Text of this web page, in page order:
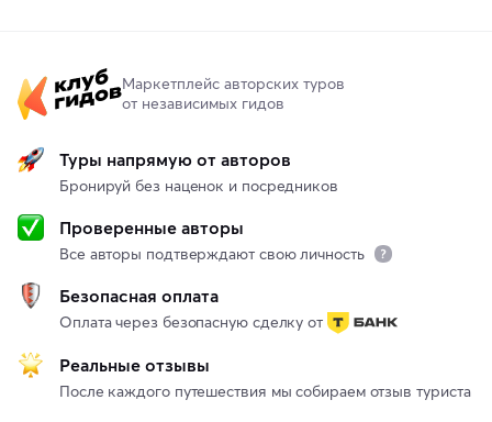
Маркетплейс авторских туров
от независимых гидов
Туры напрямую от авторов
Бронируй без наценок и посредников
Проверенные авторы
Все авторы подтверждают свою личность
Безопасная оплата
Оплата через безопасную сделку от
Реальные отзывы
После каждого путешествия мы собираем отзыв туриста